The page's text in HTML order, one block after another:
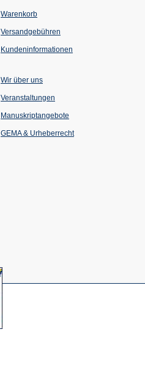
Warenkorb
Versandgebühren
Kundeninformationen
Wir über uns
Veranstaltungen
einem
Tab)
Manuskriptangebote
GEMA & Urheberrecht
(Öffnet
in